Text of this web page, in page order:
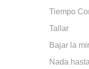
Tiempo
Tallar
Bajar la
Nada